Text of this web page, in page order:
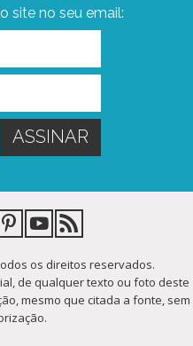
site no seu email:
os direitos reservados.
de qualquer texto ou foto deste
mesmo que citada a fonte, sem